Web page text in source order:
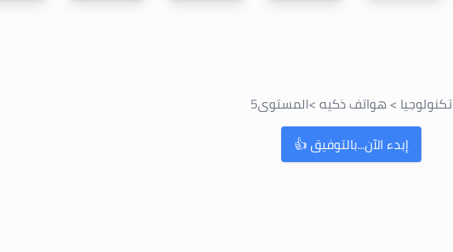
تكنولوجيا >هواتف ذكيه>المستوى5
إبدء الآن...بالتوفيق 👍